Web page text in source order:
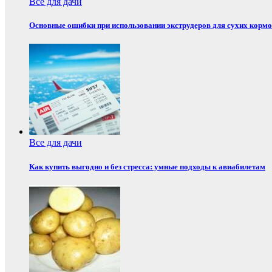
Основные ошибки при использовании экструдеров для сухих
Все для дачи
Как купить выгодно и без стресса: умные подходы к авиабилетам